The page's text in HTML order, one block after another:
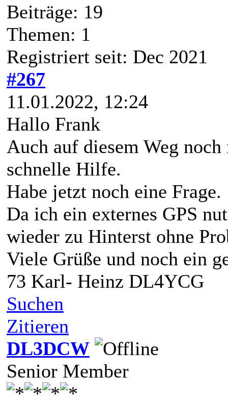
Beiträge: 19
Themen: 1
Registriert seit: Dec 2021
#267
11.01.2022, 12:24
Hallo Frank
Auch auf diesem Weg
schnelle Hilfe.
Habe jetzt noch eine Frage.
Da ich ein externes GPS
wieder zu Hinterst ohne
Viele Grüße und noch ein
73 Karl- Heinz DL4YCG
Suchen
Zitieren
DL3DCW
Senior Member